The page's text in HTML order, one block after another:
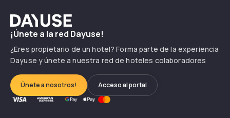
Dayuse
¡Únete a la red Dayuse!
¿Eres propietario de un hotel? Forma parte de la experiencia
Dayuse y únete a nuestra red de hoteles colaboradores
Únete a nosotros! Acceso al portal